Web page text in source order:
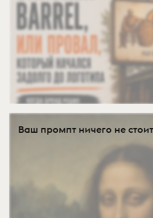
Ваш промпт ничего не